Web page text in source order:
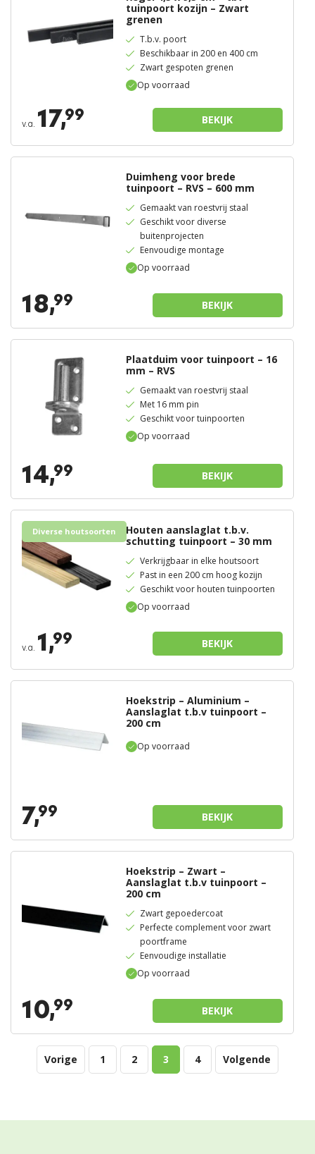
Op voorraad
tuinpoort kozijn – Zwart
grenen
T.b.v. poort
Beschikbaar in 200 en 400 cm
Zwart gespoten grenen
v.a. 17,99 BEKIJK
Op voorraad
Duimheng voor brede
tuinpoort – RVS – 600 mm
Gemaakt van roestvrij staal
Geschikt voor diverse
buitenprojecten
Eenvoudige montage
18,99 BEKIJK
Op voorraad
Plaatduim voor tuinpoort – 16
mm – RVS
Gemaakt van roestvrij staal
Met 16 mm pin
Geschikt voor tuinpoorten
14,99 BEKIJK
Diverse houtsoorten
Op voorraad
Houten aanslaglat t.b.v.
schutting tuinpoort – 30 mm
Verkrijgbaar in elke houtsoort
Past in een 200 cm hoog kozijn
Geschikt voor houten tuinpoorten
v.a. 1,99 BEKIJK
Op voorraad
Hoekstrip – Aluminium –
Aanslaglat t.b.v tuinpoort –
200 cm
7,99 BEKIJK
Op voorraad
Hoekstrip – Zwart –
Aanslaglat t.b.v tuinpoort –
200 cm
Zwart gepoedercoat
Perfecte complement voor zwart
poortframe
Eenvoudige installatie
10,99 BEKIJK
Vorige 1 2 3 4 Volgende